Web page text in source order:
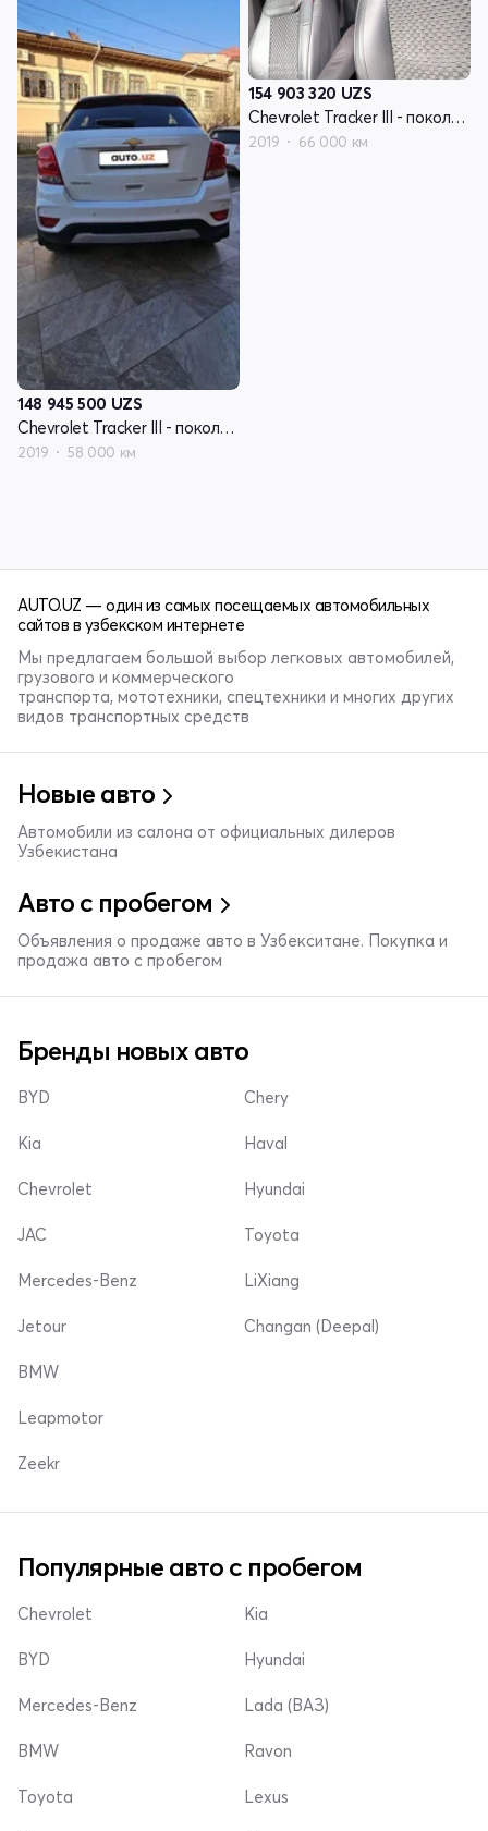
148 945 500 UZS
Chevrolet Tracker III - поколение рестайлинг
2019 58 000 км
154 903 320 UZS
Chevrolet Tracker III - поколение рестайлинг
2019 66 000 км
AUTO.UZ — один из самых посещаемых автомобильных
сайтов в узбекском интернете
Мы предлагаем большой выбор легковых автомобилей,
грузового и коммерческого
транспорта, мототехники, спецтехники и многих других
видов транспортных средств
Новые авто
Автомобили из салона от официальных дилеров
Узбекистана
Авто с пробегом
Объявления о продаже авто в Узбекситане. Покупка и
продажа авто с пробегом
Бренды новых авто
BYD
Kia
Chevrolet
Chery
Haval
Hyundai
JAC
Mercedes-Benz
Jetour
Toyota
LiXiang
Changan (Deepal)
BMW
Leapmotor
Zeekr
Популярные авто с пробегом
Chevrolet
BYD
Mercedes-Benz
Kia
Hyundai
Lada (ВАЗ)
BMW
Toyota
Ravon
Lexus